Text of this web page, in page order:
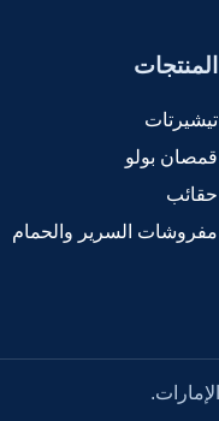
المنتجات
تيشيرتات
قمصان بولو
حقائب
مفروشات السرير والحمام